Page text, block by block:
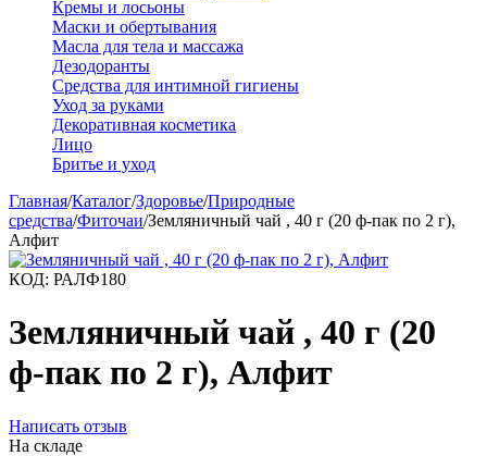
Кремы и лосьоны
Маски и обертывания
Масла для тела и массажа
Дезодоранты
Средства для интимной гигиены
Уход за руками
Декоративная косметика
Лицо
Бритье и уход
Главная/Каталог/Здоровье/Природные
средства/Фиточаи/Земляничный чай , 40 г (20 ф-пак по 2 г),
Алфит
КОД: РАЛФ180
Земляничный чай , 40 г (20
ф-пак по 2 г), Алфит
Написать отзыв
На складе